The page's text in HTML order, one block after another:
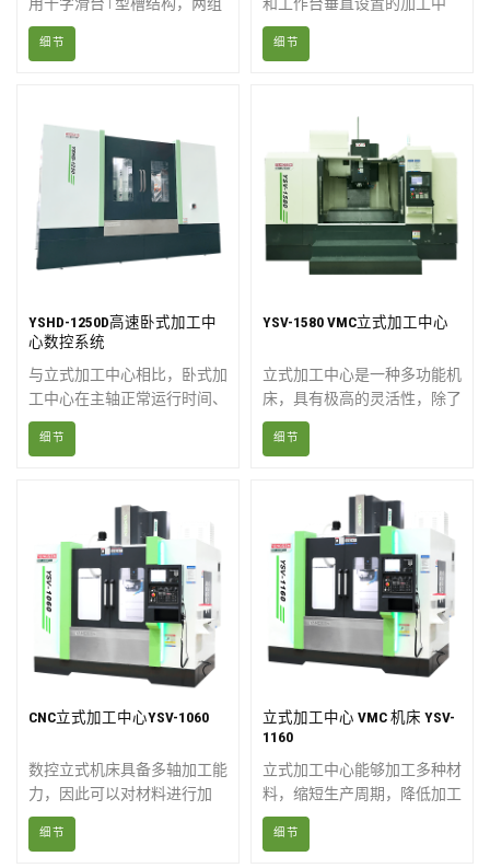
垂直运动机构负责运动方向，
X方向进给台盖负责Y方向进
的运动。工作台的形式一般有
网格螺孔式工作台和旋转式工
作台，两种工作台之间的切换
相对容易。 YSV-855-5X 是
YSV-855 定制的五轴系统，
应用于医疗行业。
细节
心。它可以进行各种立式加
工，例如铣削、钻孔、镗孔、
细节
YSHD-1250D高速卧式加工中
心数控系统
与立式加工中心相比，卧式加
工中心在主轴正常运行时间、
加工周期和生产效率方面具有
提升空间。虽然其价格更高，
细节
YSV-1580 VMC立式加工中心
立式加工中心是一种多功能机
床，具有极高的灵活性，除了
铣削之外，还能执行镗孔、攻
丝和钻孔等加工功能。它们还
库中配备多种刀具，并提供丰
富的选件，以提高效率并实现
定制化生产。数控立式加工中
心的结构设计便于工件的固
定。
细节
CNC立式加工中心YSV-1060
数控立式机床具备多轴加工能
力，因此可以对材料进行加
工，从而获得复杂的图案。立
式加工中心是功能多样、非常
细节
立式加工中心 VMC 机床 YSV-
1160
立式加工中心能够加工多种材
料，缩短生产周期，降低加工
成本，并提高生产利润。该机
器由工程师精心设计，旨在减
细节